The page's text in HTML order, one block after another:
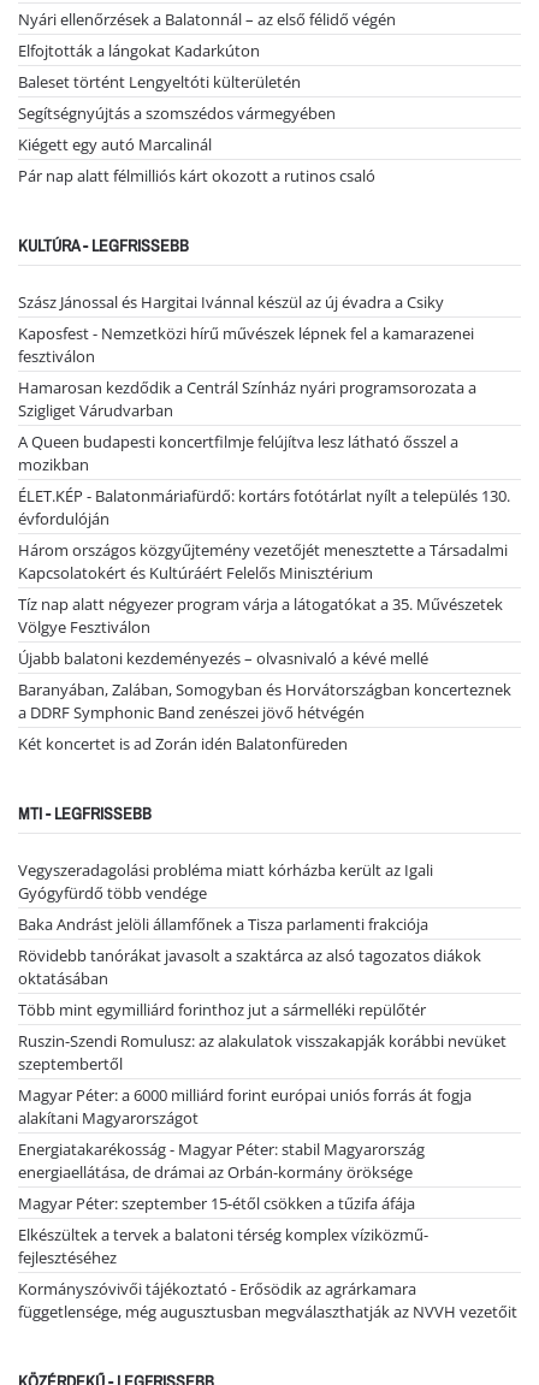
Nyári ellenőrzések a Balatonnál – az első félidő végén
Elfojtották a lángokat Kadarkúton
Baleset történt Lengyeltóti külterületén
Segítségnyújtás a szomszédos vármegyében
Kiégett egy autó Marcalinál
Pár nap alatt félmilliós kárt okozott a rutinos csaló
KULTÚRA - LEGFRISSEBB
Szász Jánossal és Hargitai Ivánnal készül az új évadra a Csiky
Kaposfest - Nemzetközi hírű művészek lépnek fel a kamarazenei
fesztiválon
Hamarosan kezdődik a Centrál Színház nyári programsorozata a
Szigliget Várudvarban
A Queen budapesti koncertfilmje felújítva lesz látható ősszel a
mozikban
ÉLET.KÉP - Balatonmáriafürdő: kortárs fotótárlat nyílt a település 130.
évfordulóján
Három országos közgyűjtemény vezetőjét menesztette a Társadalmi
Kapcsolatokért és Kultúráért Felelős Minisztérium
Tíz nap alatt négyezer program várja a látogatókat a 35. Művészetek
Völgye Fesztiválon
Újabb balatoni kezdeményezés – olvasnivaló a kévé mellé
Baranyában, Zalában, Somogyban és Horvátországban koncerteznek
a DDRF Symphonic Band zenészei jövő hétvégén
Két koncertet is ad Zorán idén Balatonfüreden
MTI - LEGFRISSEBB
Vegyszeradagolási probléma miatt kórházba került az Igali
Gyógyfürdő több vendége
Baka Andrást jelöli államfőnek a Tisza parlamenti frakciója
Rövidebb tanórákat javasolt a szaktárca az alsó tagozatos diákok
oktatásában
Több mint egymilliárd forinthoz jut a sármelléki repülőtér
Ruszin-Szendi Romulusz: az alakulatok visszakapják korábbi nevüket
szeptembertől
Magyar Péter: a 6000 milliárd forint európai uniós forrás át fogja
alakítani Magyarországot
Energiatakarékosság - Magyar Péter: stabil Magyarország
energiaellátása, de drámai az Orbán-kormány öröksége
Magyar Péter: szeptember 15-étől csökken a tűzifa áfája
Elkészültek a tervek a balatoni térség komplex víziközmű-
fejlesztéséhez
Kormányszóvivői tájékoztató - Erősödik az agrárkamara
függetlensége, még augusztusban megválaszthatják az NVVH vezetőit